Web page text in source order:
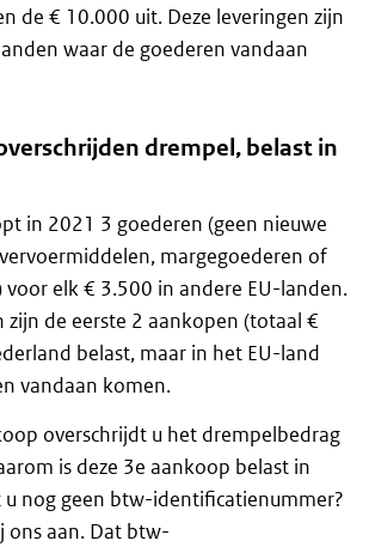
de € 10.000 uit. Deze leveringen zijn
waar de goederen vandaan
drempel, belast in
in 2021 3 goederen (geen nieuwe
margegoederen of
voor elk € 3.500 in andere EU-landen.
zijn de eerste 2 aankopen (totaal €
belast, maar in het EU-land
vandaan komen.
overschrijdt u het drempelbedrag
is deze 3e aankoop belast in
u nog geen btw-identificatienummer?
ons aan. Dat btw-